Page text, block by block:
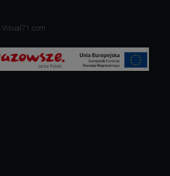
Visual71.com